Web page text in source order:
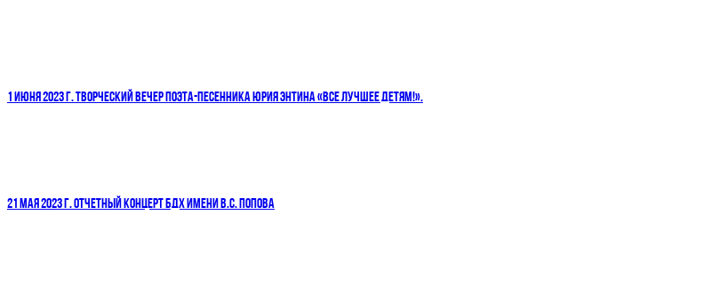
1 ИЮНЯ 2023 Г. ТВОРЧЕСКИЙ ВЕЧЕР ПОЭТА-ПЕСЕННИКА ЮРИЯ ЭНТИНА «ВСЕ ЛУЧШЕЕ ДЕТЯМ!».
21 МАЯ 2023 Г. ОТЧЕТНЫЙ КОНЦЕРТ БДХ ИМЕНИ В.С. ПОПОВА